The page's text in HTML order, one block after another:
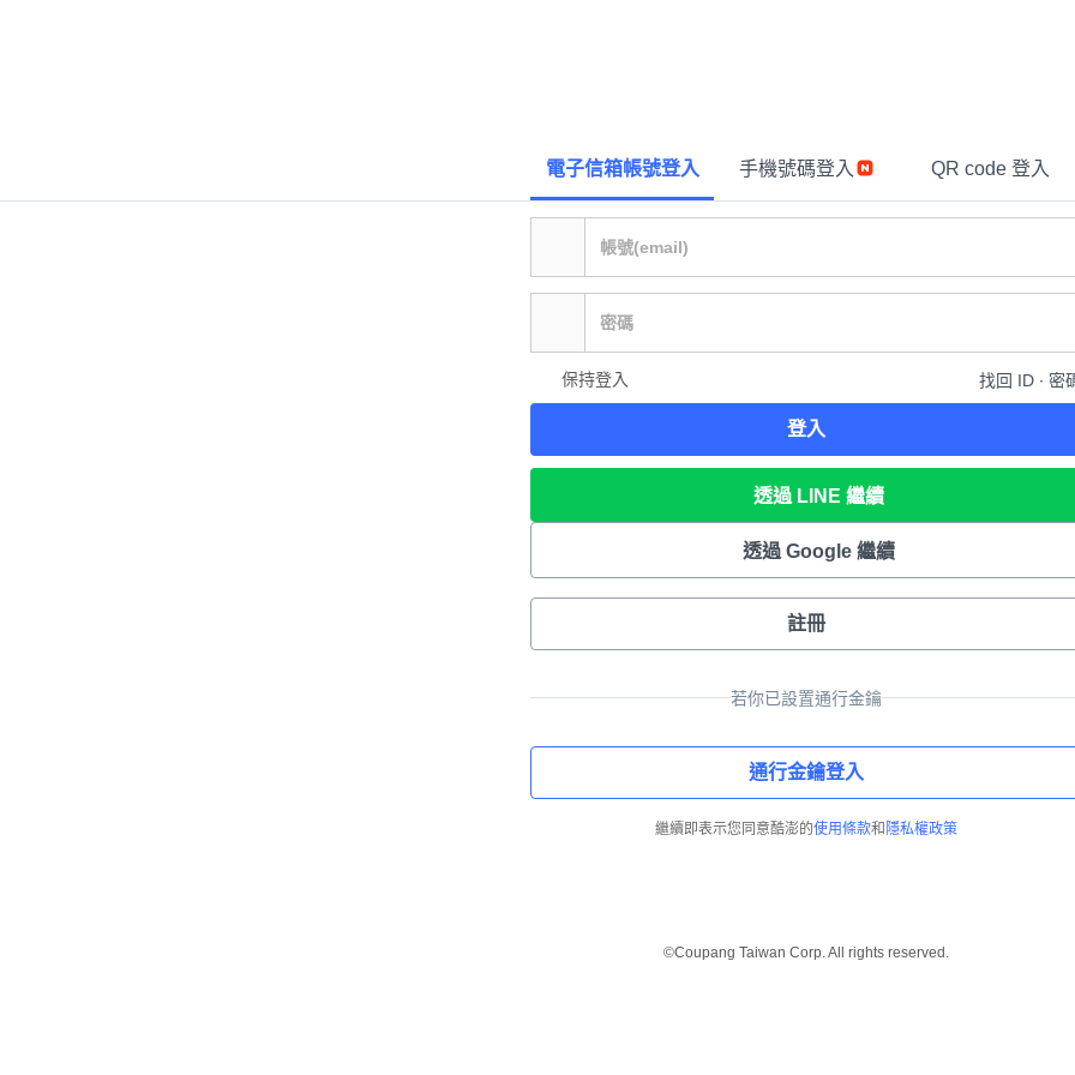
電子信箱帳號登入 手機號碼登入 QR code 登入
保持登入 找回 ID ∙ 密
登入
透過 LINE 繼續
透過 Google 繼續
註冊
若你已設置通行金鑰
通行金鑰登入
繼續即表示您同意酷澎的使用條款和 隱私權政策
©Coupang Taiwan Corp. All rights reserved.